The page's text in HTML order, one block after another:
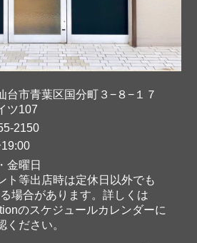
ッションフルーツジャム
リーペッパージャム
台市青葉区国分町３−８−１７
ツ107
2150
金曜日
ト等出店時は定休日以外でも
場合があります。詳しくは
のスケジュールカレンダーに
ください。